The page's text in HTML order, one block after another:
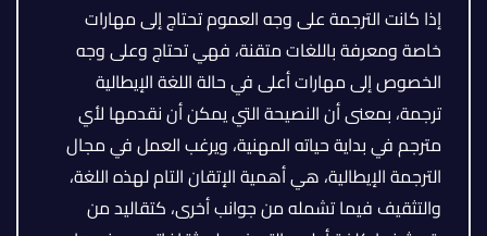
إذا كانت الترجمة على وجه العموم تحتاج إلى مهارات
خاصة ومعرفة باللغات متقنة، فهي تحتاج وعلى وجه
الخصوص إلى مهارات أعلى في حالة اللغة الإيطالية
ترجمة، بمعنى أن النصيحة التي يمكن أن نقدمها لأي
مترجم في بداية حياته المهنية، ويرغب العمل في مجال
الترجمة الإيطالية، هي أهمية الإتقان التام لهذه اللغة،
والتثقيف فيما تشمله من جوانب أخرى، كتقاليد من